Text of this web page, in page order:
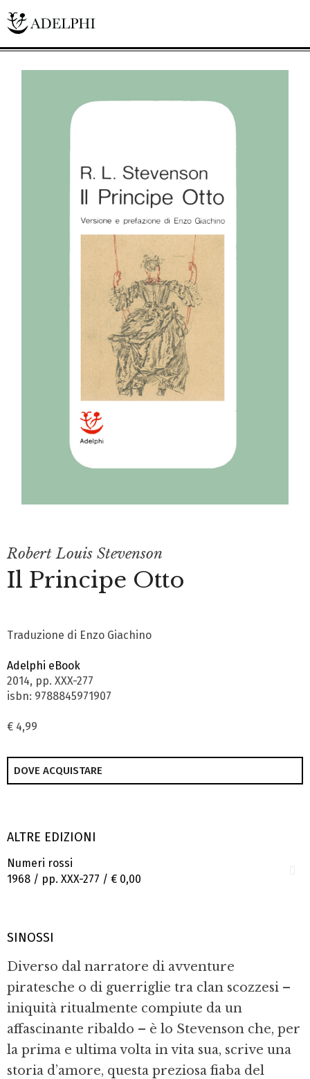
Robert Louis Stevenson
Il Principe Otto
Traduzione di Enzo Giachino
Adelphi eBook
2014, pp. XXX-277
isbn: 9788845971907
€ 4,99
DOVE ACQUISTARE
ALTRE EDIZIONI
Numeri rossi
1968 / pp. XXX-277 / € 0,00
SINOSSI
Diverso dal narratore di avventure
piratesche o di guerriglie tra clan scozzesi –
iniquità ritualmente compiute da un
affascinante ribaldo – è lo Stevenson che, per
la prima e ultima volta in vita sua, scrive una
storia d’amore, questa preziosa fiaba del